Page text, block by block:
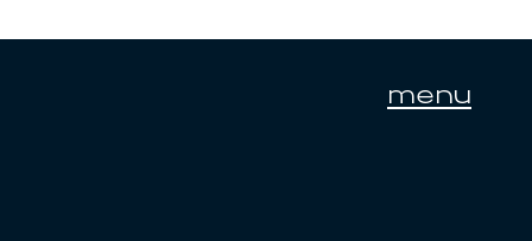
menu